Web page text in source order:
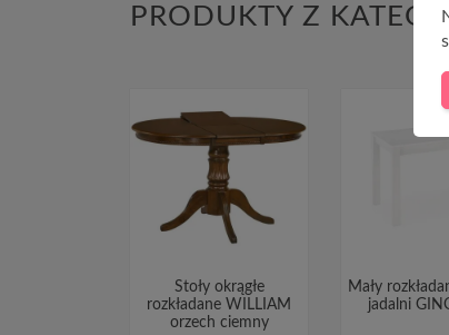
PRODUKTY Z
Stoły okrągłe
rozkładane WILLIAM
orzech ciemny
Mały
jadalni